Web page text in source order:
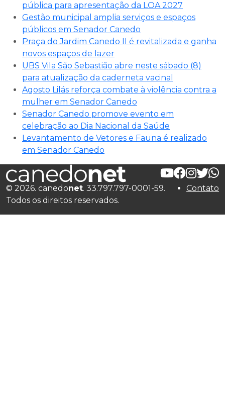
pública para apresentação da LOA 2027
Gestão municipal amplia serviços e espaços
públicos em Senador Canedo
Praça do Jardim Canedo II é revitalizada e ganha
novos espaços de lazer
UBS Vila São Sebastião abre neste sábado (8)
para atualização da caderneta vacinal
Agosto Lilás reforça combate à violência contra a
mulher em Senador Canedo
Senador Canedo promove evento em
celebração ao Dia Nacional da Saúde
Levantamento de Vetores e Fauna é realizado
em Senador Canedo
© 2026. canedonet. 33.797.797-0001-59.
Todos os direitos reservados.
Contato